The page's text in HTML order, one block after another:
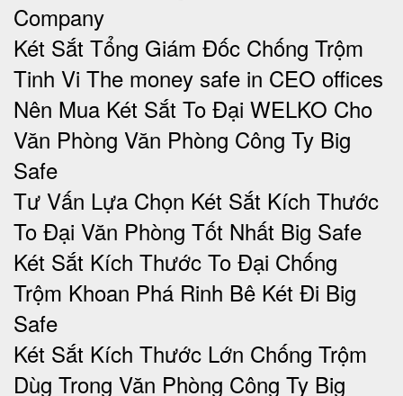
Company
Két Sắt Tổng Giám Đốc Chống Trộm
Tinh Vi The money safe in CEO offices
Nên Mua Két Sắt To Đại WELKO Cho
Văn Phòng Văn Phòng Công Ty Big
Safe
Tư Vấn Lựa Chọn Két Sắt Kích Thước
To Đại Văn Phòng Tốt Nhất Big Safe
Két Sắt Kích Thước To Đại Chống
Trộm Khoan Phá Rinh Bê Két Đi Big
Safe
Két Sắt Kích Thước Lớn Chống Trộm
Dùg Trong Văn Phòng Công Ty Big